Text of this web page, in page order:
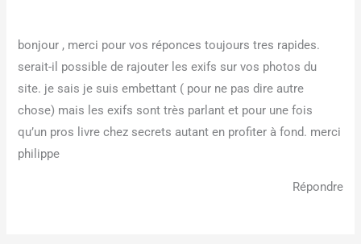
bonjour , merci pour vos réponces toujours tres rapides.
serait-il possible de rajouter les exifs sur vos photos du
site. je sais je suis embettant ( pour ne pas dire autre
chose) mais les exifs sont très parlant et pour une fois
qu’un pros livre chez secrets autant en profiter à fond. merci
philippe
Répondre